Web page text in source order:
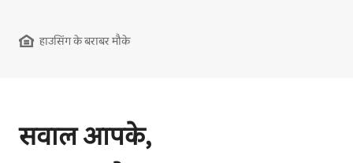
हाउसिंग के बराबर मौके
सवाल आपके,